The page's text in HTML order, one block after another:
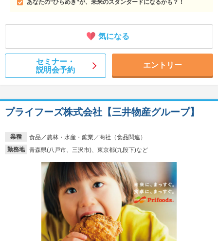
あなたの“ひらめき”が、未来のスタンダードになるかも？！
気になる
セミナー・
説明会予約
エントリー
業種
食品／農林・水産・鉱業／商社（食品関連）
勤務地
青森県(八戸市、三沢市)、東京都(九段下)など
プライフーズ株式会社【三井物産グループ】